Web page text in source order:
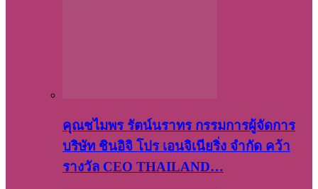
คุณชไมพร​ รัตน์​นรา​ทร​ กรรมการ​ผู้จัดการ
บริษัท​ ชินอิจิ​ โปร​ เอน​จิเนีย​ริ่ง​ จำกัด คว้า
รางวัล CEO THAILAND…